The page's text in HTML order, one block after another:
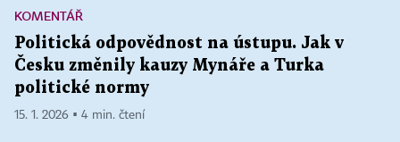
KOMENTÁŘ
Politická odpovědnost na ústupu. Jak v
Česku změnily kauzy Mynáře a Turka
politické normy
15. 1. 2026 ▪ 4 min. čtení